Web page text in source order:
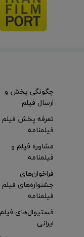
چگونگی پخش و
ارسال فیلم
تعرفه پخش فیلم
فیلمنامه
مشاوره فیلم و
فیلمنامه
فراخوان‌های
جشنواره‌های فیلم
فیلمنامه
فستیوال‌های فیلم
ایرانی